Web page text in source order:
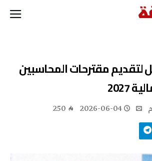
لتقديم مقترحات المحاسبين
2027
2026-06-04
250